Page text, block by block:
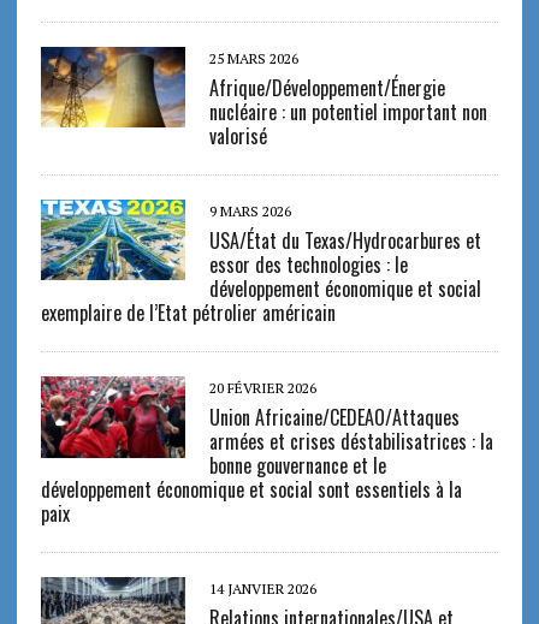
25 MARS 2026
Afrique/Développement/Énergie
nucléaire : un potentiel important non
valorisé
9 MARS 2026
USA/État du Texas/Hydrocarbures et
essor des technologies : le
développement économique et social
exemplaire de l’Etat pétrolier américain
20 FÉVRIER 2026
Union Africaine/CEDEAO/Attaques
armées et crises déstabilisatrices : la
bonne gouvernance et le
développement économique et social sont essentiels à la
paix
14 JANVIER 2026